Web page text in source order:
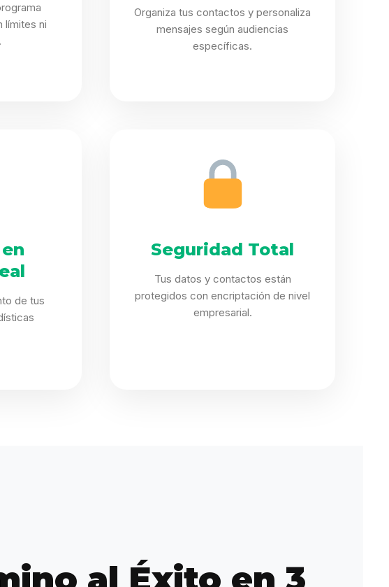
límites ni
Organiza tus contactos y personaliza
mensajes según audiencias
específicas.
de tus
Seguridad Total
Tus datos y contactos están
protegidos con encriptación de nivel
empresarial.